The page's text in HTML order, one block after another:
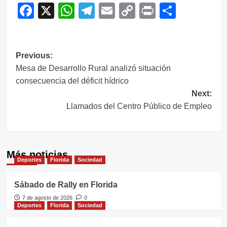
Facebook
X WhatsApp
Telegram
EmailCopy
Print
Navegación
de
Previous:
Mesa de Desarrollo Rural analizó situación
consecuencia del déficit hídrico
Next:
Llamados del Centro Público de Empleo
Más noticias
Deportes Florida Sociedad
Sábado de Rally en Florida
7 de agosto de 2026
0
Deportes
Florida Sociedad